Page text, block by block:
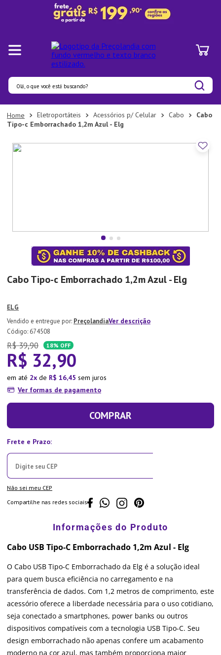
Olá, o que você está buscando?
Eletroportáteis Acessórios p/ Celular Cabo
Cabo
Tipo-c Emborrachado 1,2m Azul - Elg
Cabo Tipo-c Emborrachado 1,2m Azul - Elg
ELG
PreçolandiaVer descrição
: 674508
R$ 39,90 18% OFF
R$ 32,90
em até 2 de R$ 16,45 sem juros
Ver formas de pagamento
COMPRAR
Não sei meu CEP
Compartilhe nas redes sociais
Cabo USB Tipo-C Emborrachado 1,2m Azul - Elg
O Cabo USB Tipo-C Emborrachado da Elg é a solução ideal
para quem busca eficiência no carregamento e na
transferência de dados. Com 1,2 metros de comprimento, este
acessório oferece a liberdade necessária para o uso cotidiano,
seja conectado a smartphones, power banks ou outros
dispositivos compatíveis com a tecnologia USB Tipo-C. Seu
design emborrachado não apenas confere um acabamento
moderno na cor azul, mas também proporciona maior
Termos mais buscados
1º
Pratos
2º
Panelas
7º
Copo
Aparelho Jantar
Lixeira
10º Panela Pressão